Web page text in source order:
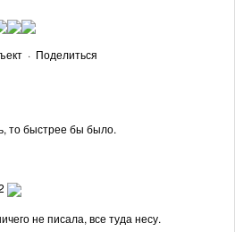
· Поделиться
то быстрее бы было.
не писала, все туда несу.